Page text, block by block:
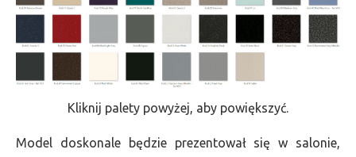
Kliknij palety powyżej, aby powiększyć.
Model doskonale będzie prezentował się w salonie,